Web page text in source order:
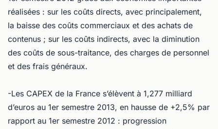
réalisées : sur les coûts directs, avec principalement,
la baisse des coûts commerciaux et des achats de
contenus ; sur les coûts indirects, avec la diminution
des coûts de sous-traitance, des charges de personnel
et des frais généraux.
-Les CAPEX de la France s’élèvent à 1,277 milliard
d’euros au 1er semestre 2013, en hausse de +2,5% par
rapport au 1er semestre 2012 : progression